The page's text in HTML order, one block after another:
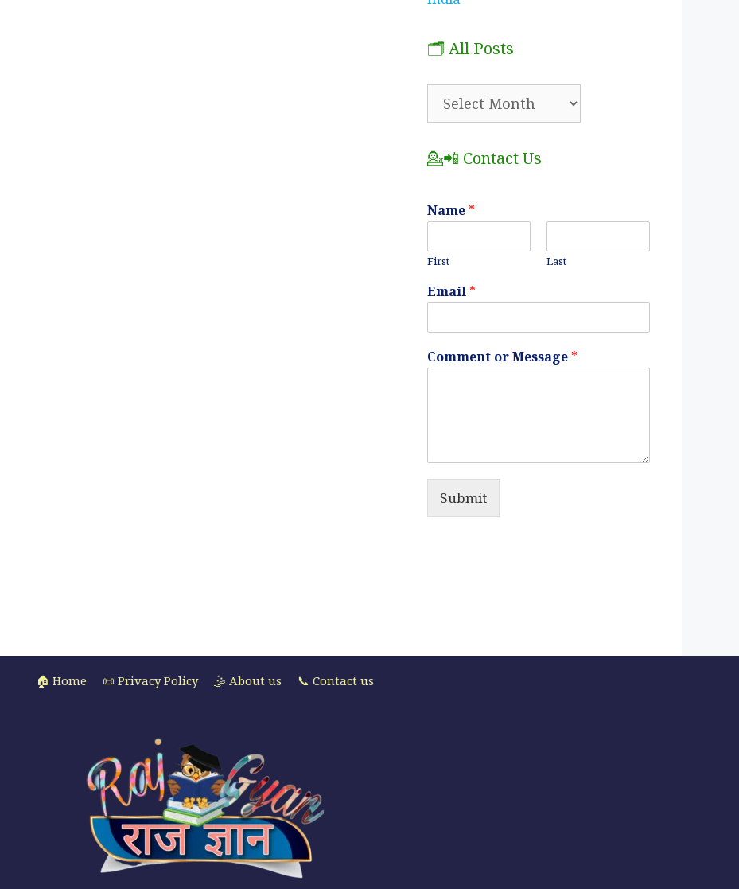
🗂️ All Posts
💁📲 Contact Us
Name *
First Last
Email *
Comment or Message *
Submit
🏠 Home 📜 Privacy Policy 🤹 About us 📞 Contact us